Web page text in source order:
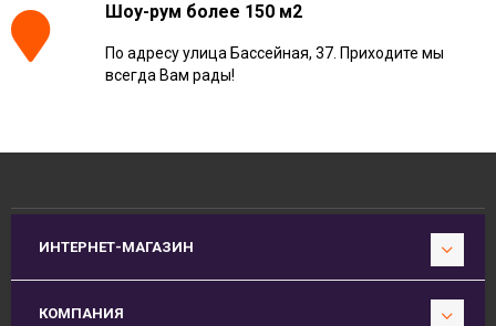
Шоу-рум более 150 м2
По адресу улица Бассейная, 37. Приходите мы
всегда Вам рады!
ИНТЕРНЕТ-МАГАЗИН
КОМПАНИЯ